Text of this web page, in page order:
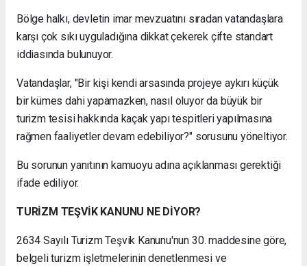
Bölge halkı, devletin imar mevzuatını sıradan vatandaşlara
karşı çok sıkı uyguladığına dikkat çekerek çifte standart
iddiasında bulunuyor.
Vatandaşlar, "Bir kişi kendi arsasında projeye aykırı küçük
bir kümes dahi yapamazken, nasıl oluyor da büyük bir
turizm tesisi hakkında kaçak yapı tespitleri yapılmasına
rağmen faaliyetler devam edebiliyor?" sorusunu yöneltiyor.
Bu sorunun yanıtının kamuoyu adına açıklanması gerektiği
ifade ediliyor.
TURİZM TEŞVİK KANUNU NE DİYOR?
2634 Sayılı Turizm Teşvik Kanunu'nun 30. maddesine göre,
belgeli turizm işletmelerinin denetlenmesi ve